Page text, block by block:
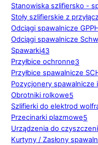
Stanowiska szlifiersko -
Stoły szlifierskie z
Odciągi spawalnicze
Odciągi spawalnicze
Spawarki43
Przyłbice ochronne3
Przyłbice spawalnicze
Pozycjonery spawalnicze
Obrotniki rolkowe5
Szlifierki do elektrod
Przecinarki plazmowe5
Urządzenia do
Kurtyny / Zasłony